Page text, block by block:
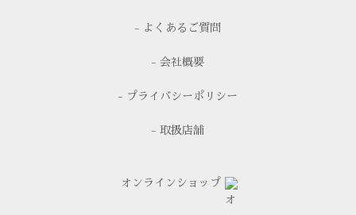
- よくあるご質問
- 会社概要
- プライバシーポリシー
- 取扱店舗
オンラインショップ